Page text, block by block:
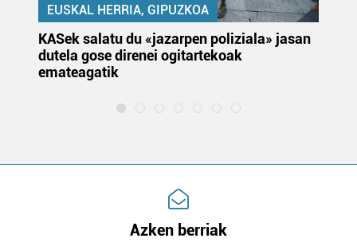
EUSKAL HERRIA, GIPUZKOA
KASek salatu du «jazarpen poliziala» jasan
dutela gose direnei ogitartekoak
emateagatik
Azken berriak